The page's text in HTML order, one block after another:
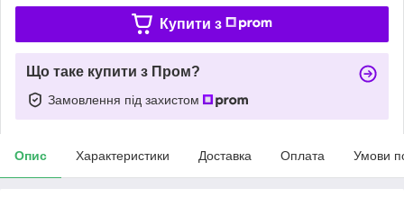
Купити з
Що таке купити з Пром?
Замовлення під захистом
Опис Характеристики Доставка Оплата Умови